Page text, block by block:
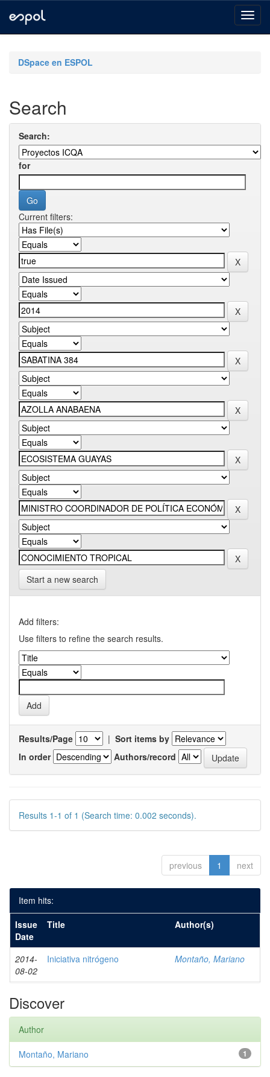
navigationDSpace en ESPOL
Search
Search:
for
Current filters:
Start a new search
Add filters:
Use filters to refine the search results.
Results/Page | Sort items by
In order
Authors/record
Results 1-1 of 1 (Search time: 0.002 seconds).
previous 1 next
Item hits:
Issue
Date
Title Author(s)
2014-
08-02
Iniciativa nitrógeno Montaño, Mariano
Discover
Author
1
Montaño, Mariano